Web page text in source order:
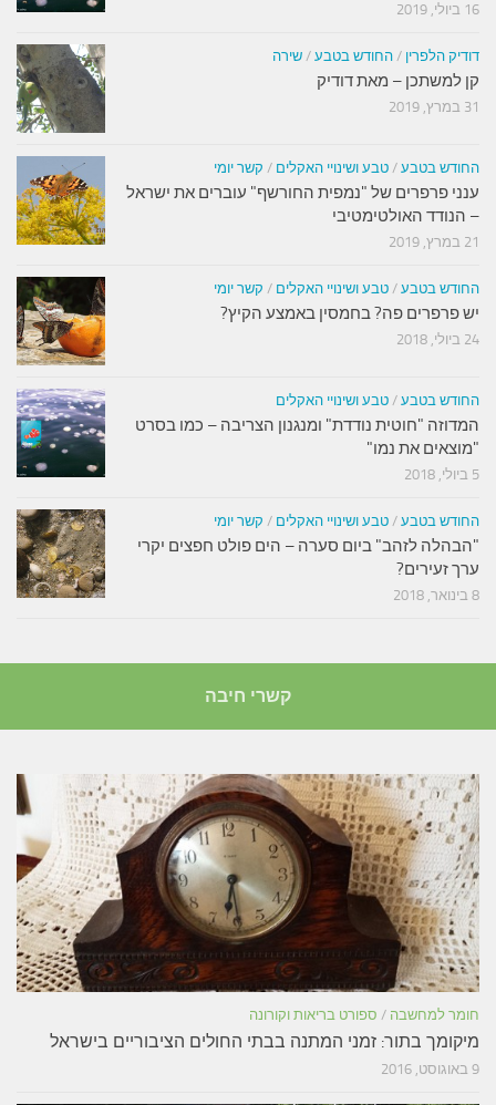
16 ביולי, 2019
דודיק הלפרין / החודש בטבע / שירה
קן למשתכן – מאת דודיק
31 במרץ, 2019
החודש בטבע / טבע ושינויי האקלים / קשר יומי
ענני פרפרים של "נמפית החורשף" עוברים את ישראל
– הנודד האולטימטיבי
21 במרץ, 2019
החודש בטבע / טבע ושינויי האקלים / קשר יומי
יש פרפרים פה? בחמסין באמצע הקיץ?
24 ביולי, 2018
החודש בטבע / טבע ושינויי האקלים
המדוזה "חוטית נודדת" ומנגנון הצריבה – כמו בסרט
"מוצאים את נמו"
5 ביולי, 2018
החודש בטבע / טבע ושינויי האקלים / קשר יומי
"הבהלה לזהב" ביום סערה – הים פולט חפצים יקרי
ערך זעירים?
8 בינואר, 2018
קשרי חיבה
חומר למחשבה / ספורט בריאות וקורונה
מיקומך בתור: זמני המתנה בבתי החולים הציבוריים בישראל
9 באוגוסט, 2016